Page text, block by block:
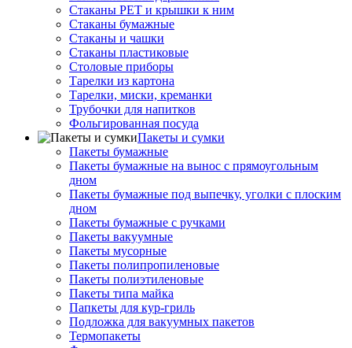
Стаканы PET и крышки к ним
Стаканы бумажные
Стаканы и чашки
Стаканы пластиковые
Столовые приборы
Тарелки из картона
Тарелки, миски, креманки
Трубочки для напитков
Фольгированная посуда
Пакеты и сумки
Пакеты бумажные
Пакеты бумажные на вынос с прямоугольным
дном
Пакеты бумажные под выпечку, уголки с плоским
дном
Пакеты бумажные с ручками
Пакеты вакуумные
Пакеты мусорные
Пакеты полипропиленовые
Пакеты полиэтиленовые
Пакеты типа майка
Папкеты для кур-гриль
Подложка для вакуумных пакетов
Термопакеты